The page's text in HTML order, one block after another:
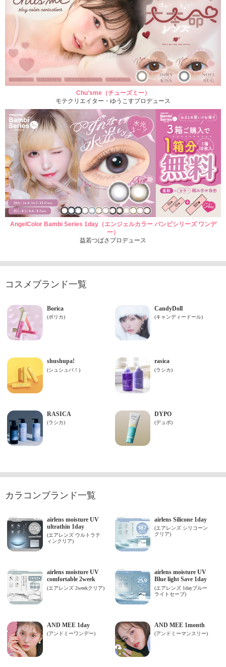
Chu'sme（チューズミー）
モテクリエイター・ゆうこすプロデュース
AngelColor Bambi Series 1day（エンジェルカラー バンビシリーズ ワンデ
ー）
益若つばさプロデュース
コスメブランド一覧
カラコンブランド一覧